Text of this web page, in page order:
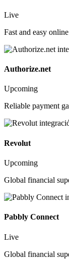
Live
Fast and easy
Authorize.net
Upcoming
Reliable payment
Revolut
Upcoming
Global financial
Pabbly Connect
Live
Global financial